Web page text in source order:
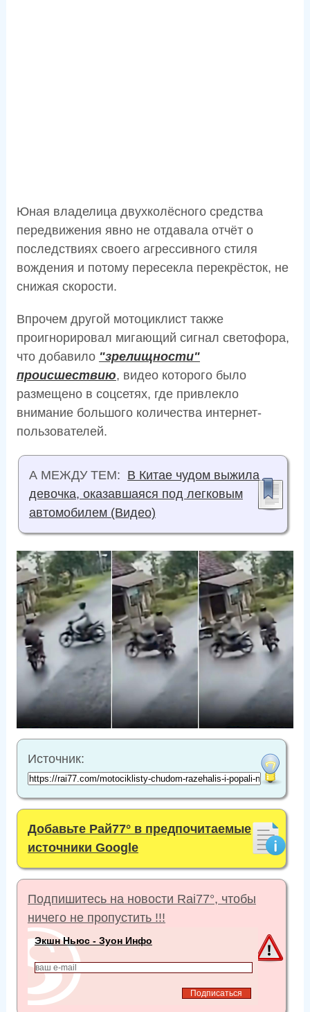
Юная владелица двухколёсного средства
передвижения явно не отдавала отчёт о
последствиях своего агрессивного стиля
вождения и потому пересекла перекрёсток, не
снижая скорости.
Впрочем другой мотоциклист также
проигнорировал мигающий сигнал светофора,
что добавило "зрелищности"
происшествию, видео которого было
размещено в соцсетях, где привлекло
внимание большого количества интернет-
пользователей.
А МЕЖДУ ТЕМ: В Китае чудом выжила
девочка, оказавшаяся под легковым
автомобилем (Видео)
Источник:
Добавьте Рай77° в предпочитаемые
источники Google
Подпишитесь на новости Rai77°, чтобы
ничего не пропустить !!!
Экшн Ньюс - Зуон Инфо